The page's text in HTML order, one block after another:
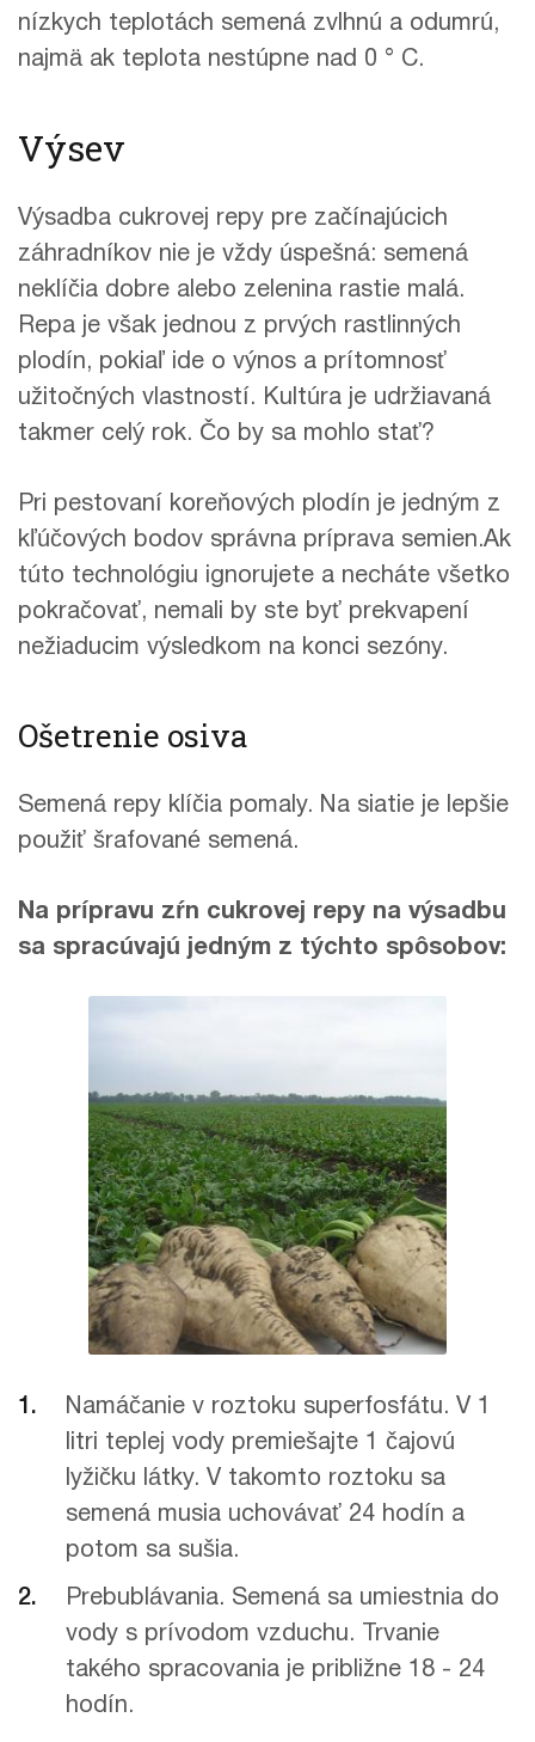
nízkych teplotách semená zvlhnú a odumrú,
najmä ak teplota nestúpne nad 0 ° C.
Výsev
Výsadba cukrovej repy pre začínajúcich
záhradníkov nie je vždy úspešná: semená
neklíčia dobre alebo zelenina rastie malá.
Repa je však jednou z prvých rastlinných
plodín, pokiaľ ide o výnos a prítomnosť
užitočných vlastností. Kultúra je udržiavaná
takmer celý rok. Čo by sa mohlo stať?
Pri pestovaní koreňových plodín je jedným z
kľúčových bodov správna príprava semien.Ak
túto technológiu ignorujete a necháte všetko
pokračovať, nemali by ste byť prekvapení
nežiaducim výsledkom na konci sezóny.
Ošetrenie osiva
Semená repy klíčia pomaly. Na siatie je lepšie
použiť šrafované semená.
Na prípravu zŕn cukrovej repy na výsadbu
sa spracúvajú jedným z týchto spôsobov:
Namáčanie v roztoku superfosfátu. V 1
litri teplej vody premiešajte 1 čajovú
lyžičku látky. V takomto roztoku sa
semená musia uchovávať 24 hodín a
potom sa sušia.
Prebublávania. Semená sa umiestnia do
vody s prívodom vzduchu. Trvanie
takého spracovania je približne 18 - 24
hodín.